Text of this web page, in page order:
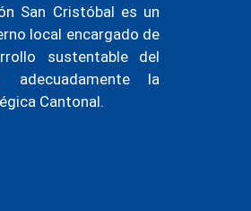
San Cristóbal es un
local encargado de
sustentable del
adecuadamente la
Cantonal.